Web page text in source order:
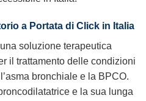
a Portata di Click in Italia
soluzione terapeutica
il trattamento delle condizioni
bronchiale e la BPCO.
e la sua lunga